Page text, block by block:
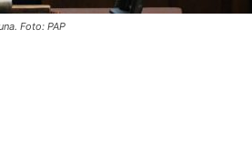
Foto: PAP